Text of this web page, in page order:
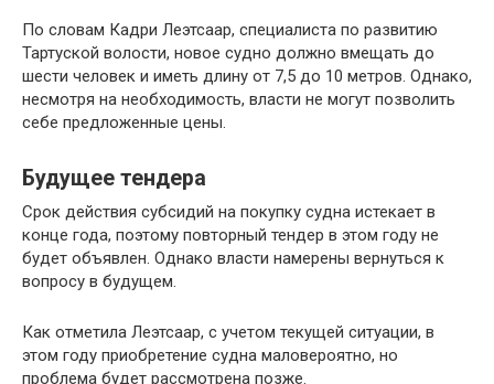
По словам Кадри Леэтсаар, специалиста по развитию
Тартуской волости, новое судно должно вмещать до
шести человек и иметь длину от 7,5 до 10 метров. Однако,
несмотря на необходимость, власти не могут позволить
себе предложенные цены.
Будущее тендера
Срок действия субсидий на покупку судна истекает в
конце года, поэтому повторный тендер в этом году не
будет объявлен. Однако власти намерены вернуться к
вопросу в будущем.
Как отметила Леэтсаар, с учетом текущей ситуации, в
этом году приобретение судна маловероятно, но
проблема будет рассмотрена позже.